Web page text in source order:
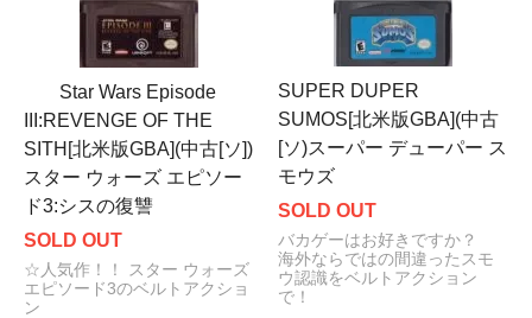
Star Wars Episode
III:REVENGE OF THE
SITH[北米版GBA](中古[ソ])
スター ウォーズ エピソー
ド3:シスの復讐
SOLD OUT
☆人気作！！ スター ウォーズ
エピソード3のベルトアクショ
ン
SUPER DUPER
SUMOS[北米版GBA](中古
[ソ)スーパー デューパー ス
モウズ
SOLD OUT
バカゲーはお好きですか？
海外ならではの間違ったスモ
ウ認識をベルトアクション
で！